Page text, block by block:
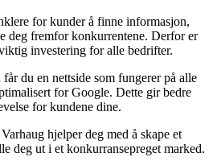
for kunder å finne informasjon,
deg fremfor konkurrentene. Derfor er
investering for alle bedrifter.
du en nettside som fungerer på alle
for Google. Dette gir bedre
for kundene dine.
hjelper deg med å skape et
deg ut i et konkurransepreget marked.